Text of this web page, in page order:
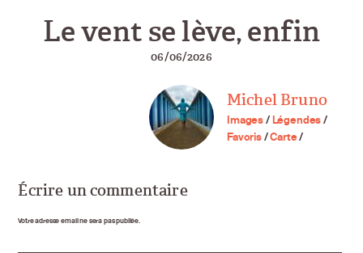
Le vent se lève, enfin
06/06/2026
Michel Bruno
Images/Légendes/
Favoris/Carte/
Écrire un commentaire
Votre adresse email ne sera pas publiée.